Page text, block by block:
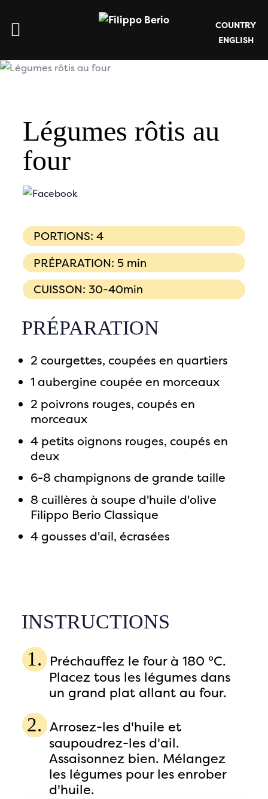
Légumes rôtis au
four
PORTIONS: 4
PRÉPARATION: 5 min
CUISSON: 30-40min
PRÉPARATION
2 courgettes, coupées en quartiers
1 aubergine coupée en morceaux
2 poivrons rouges, coupés en
morceaux
4 petits oignons rouges, coupés en
deux
6-8 champignons de grande taille
8 cuillères à soupe d'huile d'olive
Filippo Berio Classique
4 gousses d'ail, écrasées
INSTRUCTIONS
Préchauffez le four à 180 °C.
Placez tous les légumes dans
un grand plat allant au four.
Arrosez-les d'huile et
saupoudrez-les d'ail.
Assaisonnez bien. Mélangez
les légumes pour les enrober
d'huile.
COUNTRY
ENGLISH